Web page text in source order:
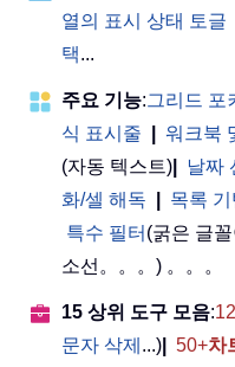
열의 표시 상태 토글
택...
주요 기능:그리드 포
식 표시줄
워크북
(자동 텍스트)
날짜
화/셀 해독
목록
특수 필터 (굵은 글
소선。。。) 。。。
15 상위 도구 모음:12
문자 삭제 ...) 50+차